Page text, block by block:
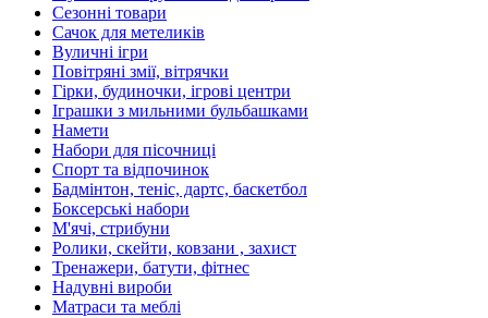
Сезонні товари
Сачок для метеликів
Вуличні ігри
Повітряні змії, вітрячки
Гірки, будиночки, ігрові центри
Іграшки з мильними бульбашками
Намети
Набори для пісочниці
Спорт та відпочинок
Бадмінтон, теніс, дартс, баскетбол
Боксерські набори
М'ячі, стрибуни
Ролики, скейти, ковзани , захист
Тренажери, батути, фітнес
Надувні вироби
Матраси та меблі